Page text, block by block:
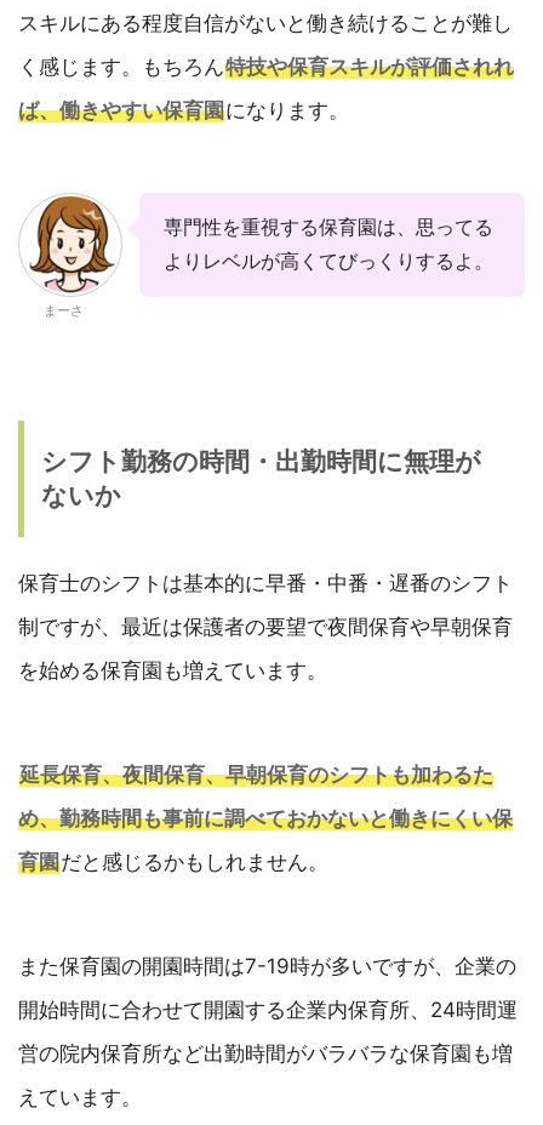
スキルにある程度自信がないと働き続けることが難し
く感じます。もちろん特技や保育スキルが評価されれ
ば、働きやすい保育園になります。
まーさ
専門性を重視する保育園は、思ってる
よりレベルが高くてびっくりするよ。
シフト勤務の時間・出勤時間に無理が
ないか
保育士のシフトは基本的に早番・中番・遅番のシフト
制ですが、最近は保護者の要望で夜間保育や早朝保育
を始める保育園も増えています。
延長保育、夜間保育、早朝保育のシフトも加わるた
め、勤務時間も事前に調べておかないと働きにくい保
育園だと感じるかもしれません。
また保育園の開園時間は7-19時が多いですが、企業の
開始時間に合わせて開園する企業内保育所、24時間運
営の院内保育所など出勤時間がバラバラな保育園も増
えています。